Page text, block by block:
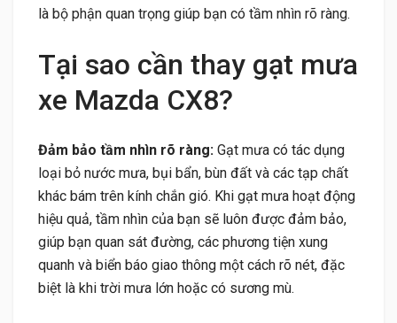
là bộ phận quan trọng giúp bạn có tầm nhìn rõ ràng.
Tại sao cần thay gạt mưa
xe Mazda CX8?
Đảm bảo tầm nhìn rõ ràng: Gạt mưa có tác dụng
loại bỏ nước mưa, bụi bẩn, bùn đất và các tạp chất
khác bám trên kính chắn gió. Khi gạt mưa hoạt động
hiệu quả, tầm nhìn của bạn sẽ luôn được đảm bảo,
giúp bạn quan sát đường, các phương tiện xung
quanh và biển báo giao thông một cách rõ nét, đặc
biệt là khi trời mưa lớn hoặc có sương mù.